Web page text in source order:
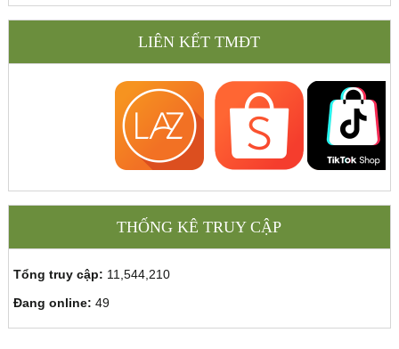
LIÊN KẾT TMĐT
THỐNG KÊ TRUY CẬP
Tổng truy cập: 11,544,210
Đang online: 49